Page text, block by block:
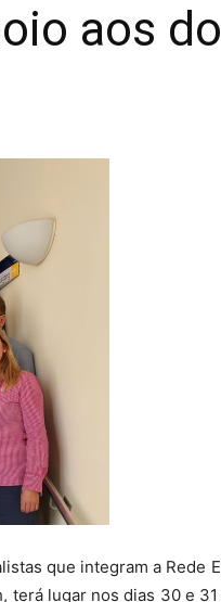
aos
que integram a
lugar nos dias 30 e